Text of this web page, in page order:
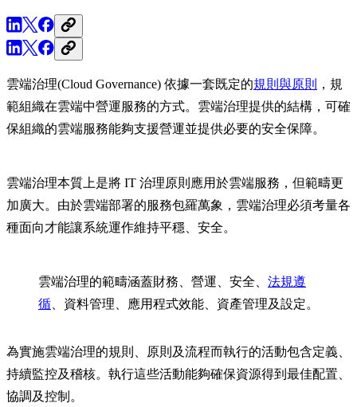
雲端治理(Cloud Governance) 依據一套既定的規則與原則
，規
範組織在雲端中營運服務的方式。雲端治理提供的結構，可確
保組織的雲端服務能夠支援營運並提供必要的安全保障。
雲端治理本質上是將 IT 治理原則應用於雲端服務，但範疇更
加廣大。由於雲端部署的服務包羅萬象，雲端治理必須考量各
種面向才能讓系統運作維持平穩、安全。
雲端治理的範疇涵蓋財務、營運、安全、 法規遵
循 、資料管理、應用程式效能、資產管理及設定。
為實施雲端治理的規則、原則及流程而執行的活動包含定義、
持續監控及稽核。執行這些活動能夠確保資源得到最佳配置、
協調及控制。